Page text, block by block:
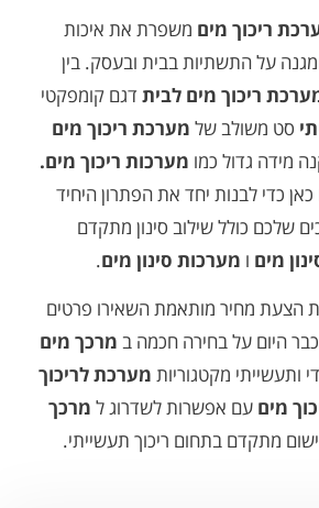
משפרת את איכות
בבית ובעסק. בין
לביתדגם קומפקטי
מערכת ריכוך מים
מערכות ריכוך מים.
את הפתרון היחיד
סינון מתקדם
סינון מים.
השאירו פרטים
חכמה במרכך מים
מערכת לריכוך
לשדרוג למרכך
ריכוך תעשייתי.